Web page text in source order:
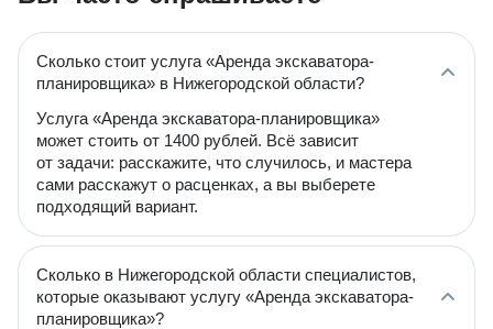
Сколько стоит услуга «Аренда экскаватора-
планировщика» в Нижегородской области?
Услуга «Аренда экскаватора-планировщика»
может стоить от 1400 рублей. Всё зависит
от задачи: расскажите, что случилось, и мастера
сами расскажут о расценках, а вы выберете
подходящий вариант.
Сколько в Нижегородской области специалистов,
которые оказывают услугу «Аренда экскаватора-
планировщика»?